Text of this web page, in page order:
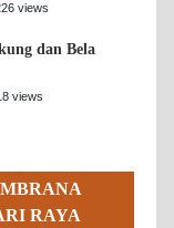
views
dan Bela
views
RAYA